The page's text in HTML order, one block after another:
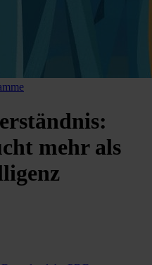
mehr als